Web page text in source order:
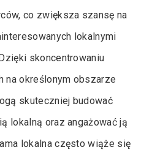
co zwiększa szansę na
lokalnymi
skoncentrowaniu
na określonym obszarze
skuteczniej budować
lokalną oraz angażować ją
lokalna często wiąże się